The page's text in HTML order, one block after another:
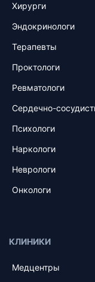
Хирурги
Эндокринологи
Терапевты
Проктологи
Ревматологи
Сердечно-
Психологи
Наркологи
Неврологи
Онкологи
КЛИНИКИ
Медцентры